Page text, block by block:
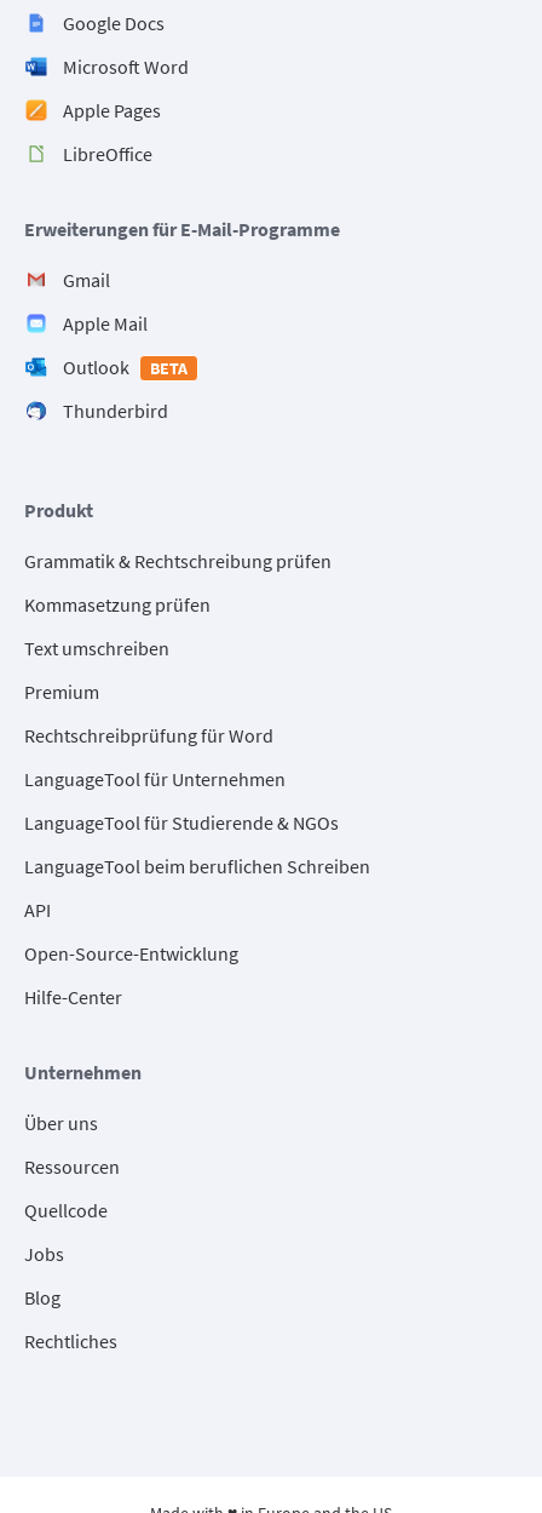
Google Docs
Microsoft Word
Apple Pages
LibreOffice
Erweiterungen für E-Mail-Programme
Gmail
Apple Mail
Outlook
BETA
Thunderbird
Produkt
Grammatik & Rechtschreibung prüfen
Kommasetzung prüfen
Text umschreiben
Premium
Rechtschreibprüfung für Word
LanguageTool für Unternehmen
LanguageTool für Studierende & NGOs
LanguageTool beim beruflichen Schreiben
API
Open-Source-Entwicklung
Hilfe-Center
Unternehmen
Über uns
Ressourcen
Quellcode
Jobs
Blog
Rechtliches